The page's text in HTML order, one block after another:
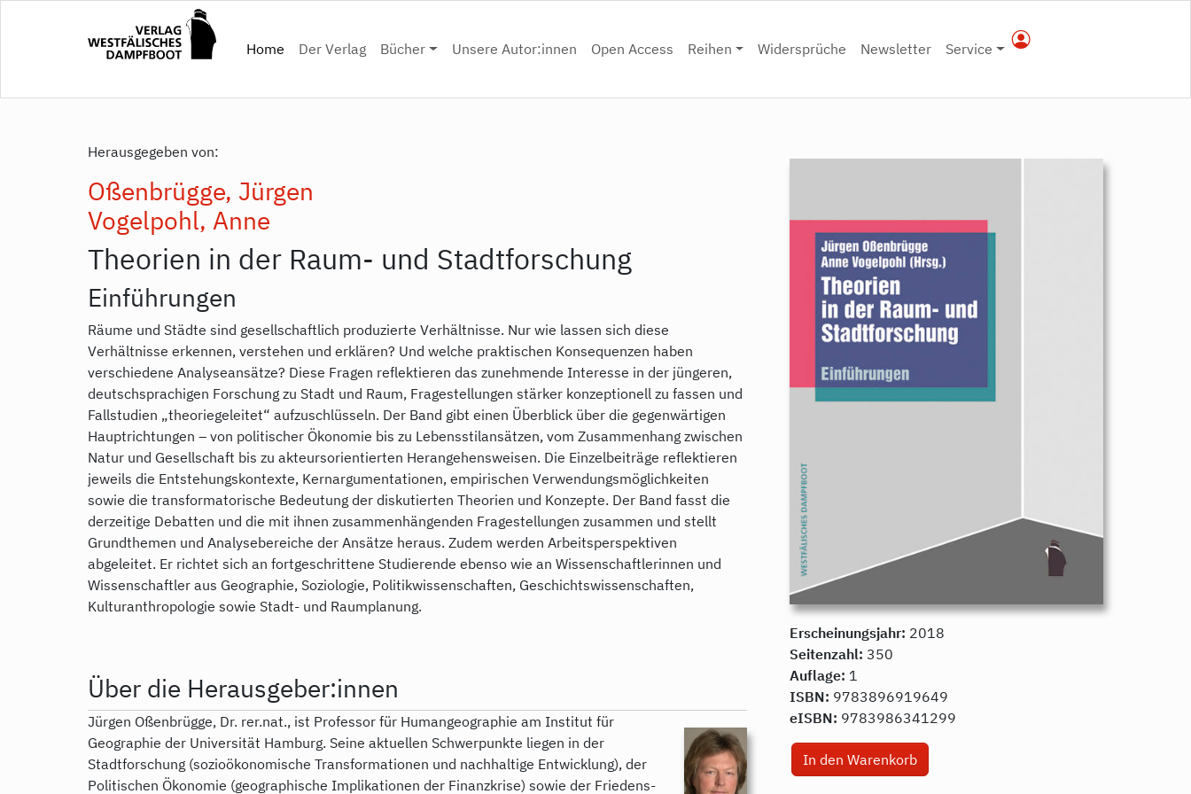
Home(current)
Der Verlag Bücher Unsere Autor:innen Open Access Reihen Widersprüche Newsletter Service
Herausgegeben von:
Oßenbrügge, Jürgen
Vogelpohl, Anne
Theorien in der Raum- und Stadtforschung
Einführungen
Räume und Städte sind gesellschaftlich produzierte Verhältnisse. Nur wie lassen sich diese
Verhältnisse erkennen, verstehen und erklären? Und welche praktischen Konsequenzen haben
verschiedene Analyseansätze? Diese Fragen reflektieren das zunehmende Interesse in der jüngeren,
deutschsprachigen Forschung zu Stadt und Raum, Fragestellungen stärker konzeptionell zu fassen und
Fallstudien „theoriegeleitet“ aufzuschlüsseln. Der Band gibt einen Überblick über die gegenwärtigen
Hauptrichtungen – von politischer Ökonomie bis zu Lebensstilansätzen, vom Zusammenhang zwischen
Natur und Gesellschaft bis zu akteursorientierten Herangehensweisen. Die Einzelbeiträge reflektieren
jeweils die Entstehungskontexte, Kernargumentationen, empirischen Verwendungsmöglichkeiten
sowie die transformatorische Bedeutung der diskutierten Theorien und Konzepte. Der Band fasst die
derzeitige Debatten und die mit ihnen zusammenhängenden Fragestellungen zusammen und stellt
Grundthemen und Analysebereiche der Ansätze heraus. Zudem werden Arbeitsperspektiven
abgeleitet. Er richtet sich an fortgeschrittene Studierende ebenso wie an Wissenschaftlerinnen und
Wissenschaftler aus Geographie, Soziologie, Politikwissenschaften, Geschichtswissenschaften,
Kulturanthropologie sowie Stadt- und Raumplanung.
Über die Herausgeber:innen
Jürgen Oßenbrügge, Dr. rer.nat., ist Professor für Humangeographie am Institut für
Geographie der Universität Hamburg. Seine aktuellen Schwerpunkte liegen in der
Stadtforschung (sozioökonomische Transformationen und nachhaltige Entwicklung), der
Politischen Ökonomie (geographische Implikationen der Finanzkrise) sowie der Friedens-
9783896919649.jpeg
Erscheinungsjahr: 2018
Seitenzahl: 350
Auflage: 1
ISBN: 9783896919649
eISBN: 9783986341299